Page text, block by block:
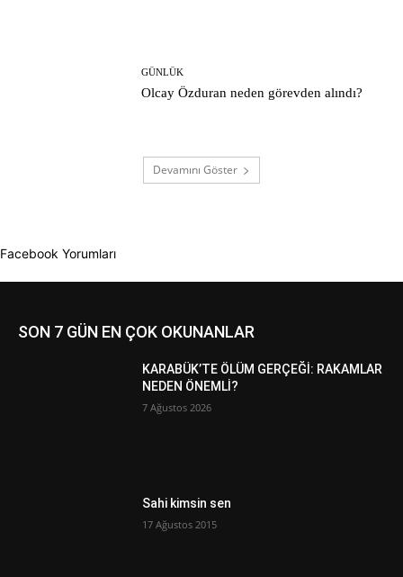
GÜNLÜK
Olcay Özduran neden görevden alındı?
Devamını Göster
Facebook Yorumları
SON 7 GÜN EN ÇOK OKUNANLAR
KARABÜK’TE ÖLÜM GERÇEĞİ: RAKAMLAR
NEDEN ÖNEMLİ?
7 Ağustos 2026
Sahi kimsin sen
17 Ağustos 2015